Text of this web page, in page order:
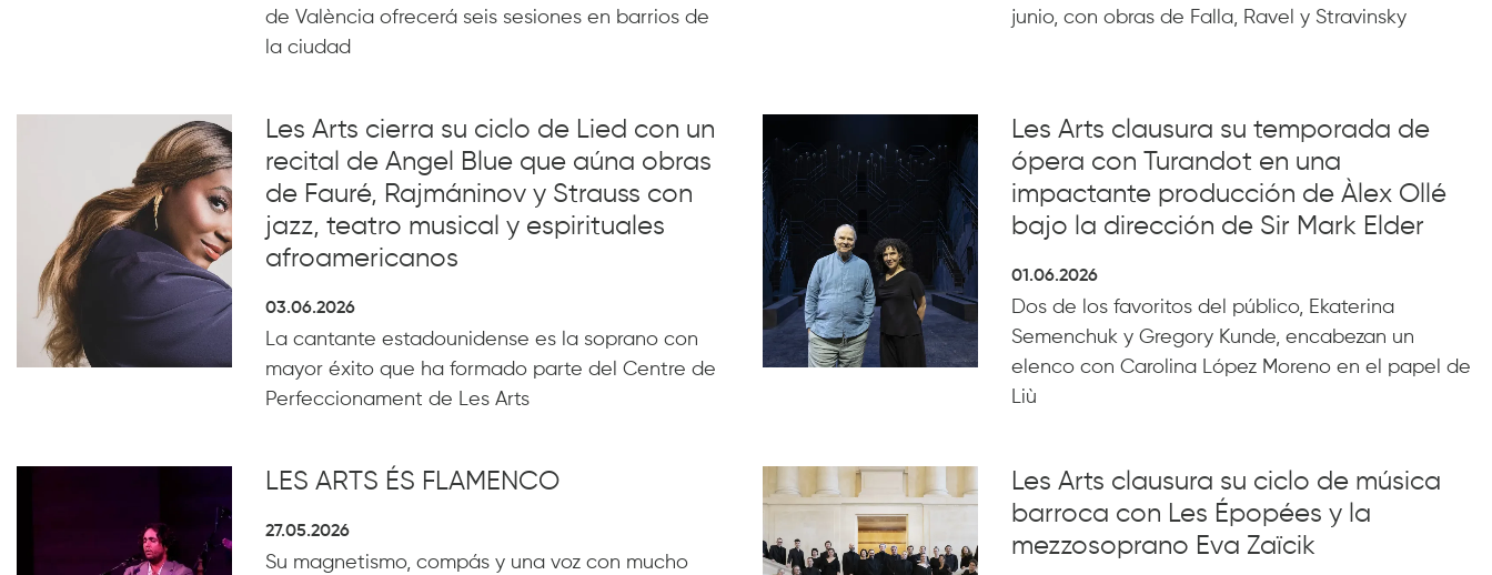
de València ofrecerá seis sesiones en barrios de
la ciudad
junio, con obras de Falla, Ravel y Stravinsky
Les Arts cierra su ciclo de Lied con un
recital de Angel Blue que aúna obras
de Fauré, Rajmáninov y Strauss con
jazz, teatro musical y espirituales
afroamericanos
03.06.2026
La cantante estadounidense es la soprano con
mayor éxito que ha formado parte del Centre de
Perfeccionament de Les Arts
Les Arts clausura su temporada de
ópera con Turandot en una
impactante producción de Àlex Ollé
bajo la dirección de Sir Mark Elder
01.06.2026
Dos de los favoritos del público, Ekaterina
Semenchuk y Gregory Kunde, encabezan un
elenco con Carolina López Moreno en el papel de
Liù
LES ARTS ÉS FLAMENCO
27.05.2026
Su magnetismo, compás y una voz con mucho
Les Arts clausura su ciclo de música
barroca con Les Épopées y la
mezzosoprano Eva Zaïcik